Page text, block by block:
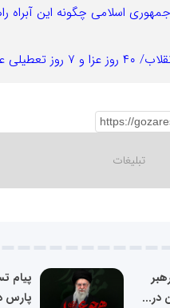
اسلامی چگونه این آبراه
اعلام شد
در...
پیام
پارس